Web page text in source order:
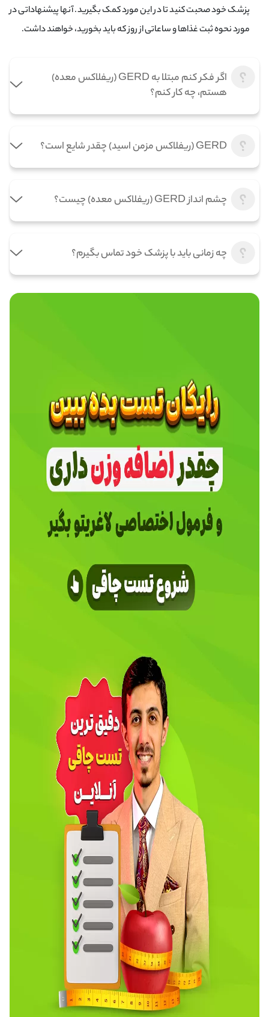
پزشک خود صحبت کنید تا در این مورد کمک بگیرید. آنها پیشنهاداتی در
مورد نحوه ثبت غذاها و ساعاتی از روز که باید بخورید، خواهند داشت.
اگر فکر کنم مبتلا به GERD (ریفلاکس معده)
هستم، چه کار کنم؟
GERD (ریفلاکس مزمن اسید) چقدر شایع است؟
چشم انداز GERD (ریفلاکس معده) چیست؟
چه زمانی باید با پزشک خود تماس بگیرم؟